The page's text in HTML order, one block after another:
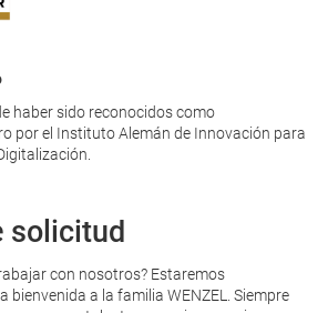
haber sido reconocidos como
por el Instituto Alemán de Innovación para
solicitud
con nosotros? Estaremos
bienvenida a la familia WENZEL. Siempre